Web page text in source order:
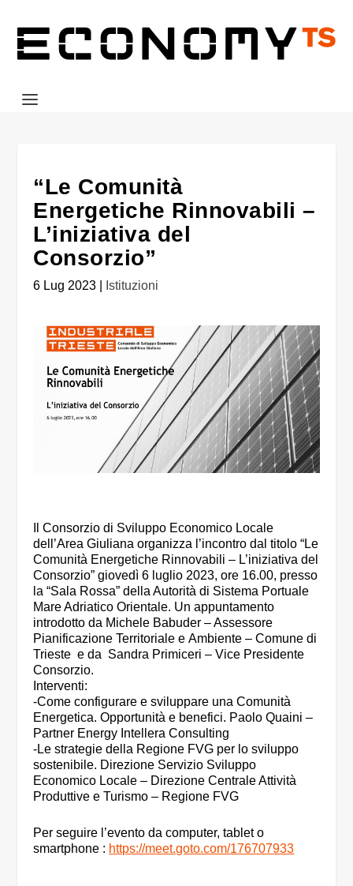
“Le Comunità
Energetiche Rinnovabili –
L’iniziativa del
Consorzio”
6 Lug 2023 Istituzioni
Il Consorzio di Sviluppo Economico Locale
dell’Area Giuliana organizza l’incontro dal titolo “Le
Comunità Energetiche Rinnovabili – L’iniziativa del
Consorzio” giovedì 6 luglio 2023, ore 16.00, presso
la “Sala Rossa” della Autorità di Sistema Portuale
Mare Adriatico Orientale. Un appuntamento
introdotto da Michele Babuder – Assessore
Pianificazione Territoriale e Ambiente – Comune di
Trieste e da Sandra Primiceri – Vice Presidente
Consorzio.
Interventi:
-Come configurare e sviluppare una Comunità
Energetica. Opportunità e benefici. Paolo Quaini –
Partner Energy Intellera Consulting
-Le strategie della Regione FVG per lo sviluppo
sostenibile. Direzione Servizio Sviluppo
Economico Locale – Direzione Centrale Attività
Produttive e Turismo – Regione FVG
Per seguire l’evento da computer, tablet o
smartphone : https://meet.goto.com/176707933